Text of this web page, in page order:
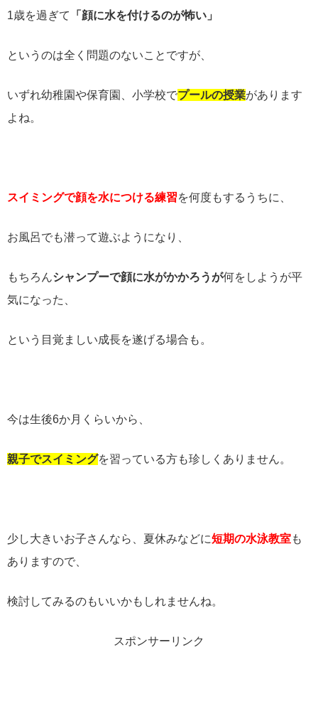
1歳を過ぎて 「顔に水を付けるのが怖い」
というのは全く問題のないことですが、
いずれ幼稚園や保育園、小学校でプールの授業があります
よね。
スイミングで顔を水につける練習を何度もするうちに、
お風呂でも潜って遊ぶようになり、
もちろんシャンプーで顔に水がかかろうが何をしようが平
気になった、
という目覚ましい成長を遂げる場合も。
今は生後6か月くらいから、
親子でスイミングを習っている方も珍しくありません。
少し大きいお子さんなら、夏休みなどに短期の水泳教室も
ありますので、
検討してみるのもいいかもしれませんね。
スポンサーリンク